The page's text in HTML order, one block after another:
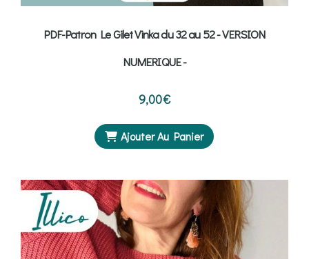
PDF-Patron Le Gilet Vinka du 32 au 52 - VERSION
NUMERIQUE -
9,00€
Ajouter Au Panier